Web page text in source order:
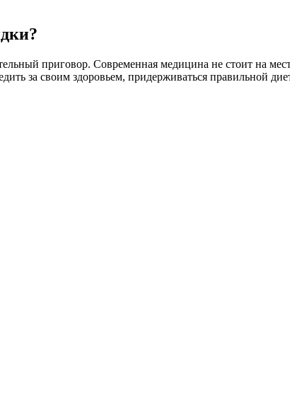
приговор. Современная медицина не стоит на
за своим здоровьем, придерживаться правильной